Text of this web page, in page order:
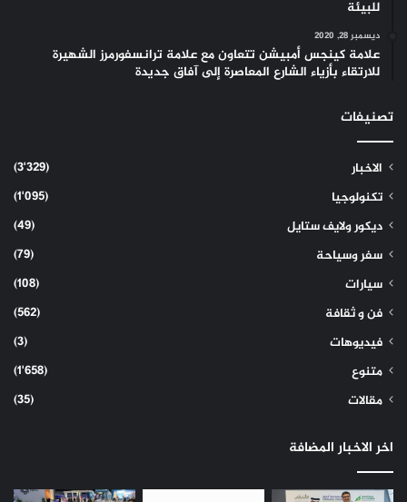
للبيئة
ديسمبر 28, 2020
علامة كينجس أمبيشن تتعاون مع علامة ترانسفورمرز الشهيرة
للارتقاء بأزياء الشارع المعاصرة إلى آفاق جديدة
تصنيفات
الاخبار
(3٬329)
تكنولوجيا
(1٬095)
ديكور ولايف ستايل
(49)
سفر وسياحة
(79)
سيارات
(108)
فن و ثقافة
(562)
فيديوهات
(3)
متنوع
(1٬658)
مقالات
(35)
اخر الاخبار المضافة